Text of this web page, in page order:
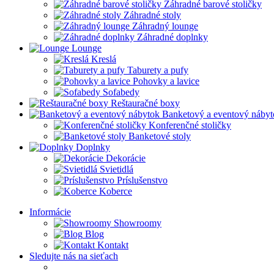
Záhradné barové stoličky
Záhradné stoly
Záhradný lounge
Záhradné doplnky
Lounge
Kreslá
Taburety a pufy
Pohovky a lavice
Sofabedy
Reštauračné boxy
Banketový a eventový
Konferenčné stoličky
Banketové stoly
Doplnky
Dekorácie
Svietidlá
Príslušenstvo
Koberce
Informácie
Showroomy
Blog
Kontakt
Sledujte nás na sieťach